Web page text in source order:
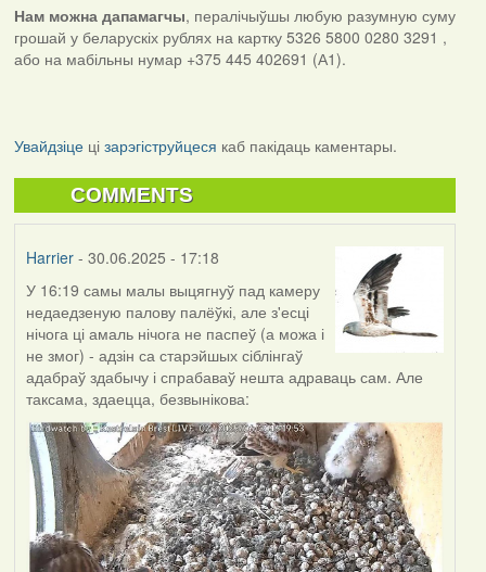
Нам можна дапамагчы, пералічыўшы любую разумную суму
грошай у беларускіх рублях на картку 5326 5800 0280 3291 ,
або на мабільны нумар +375 445 402691 (А1).
Увайдзіцеці зарэгіструйцеся каб пакідаць каментары.
COMMENTS
Harrier- 30.06.2025 - 17:18
У 16:19 самы малы выцягнуў пад камеру
недаедзеную палову палёўкі, але з'есці
нічога ці амаль нічога не паспеў (а можа і
не змог) - адзін са старэйшых сіблінгаў
адабраў здабычу і спрабаваў нешта адраваць сам. Але
таксама, здаецца, безвынікова: